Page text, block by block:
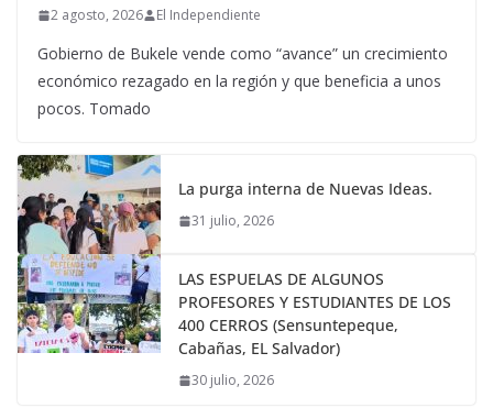
2 agosto, 2026 El Independiente
Gobierno de Bukele vende como “avance” un crecimiento
económico rezagado en la región y que beneficia a unos
pocos. Tomado
La purga interna de Nuevas Ideas.
31 julio, 2026
LAS ESPUELAS DE ALGUNOS
PROFESORES Y ESTUDIANTES DE LOS
400 CERROS (Sensuntepeque,
Cabañas, EL Salvador)
30 julio, 2026